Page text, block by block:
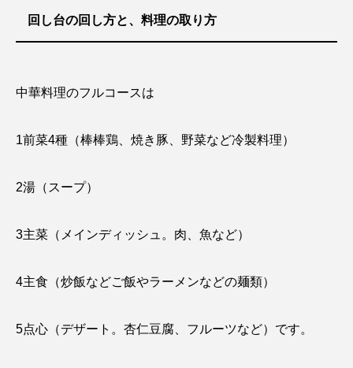
回し台の回し方と、料理の取り方
中華料理のフルコースは
1前菜4種（棒棒鶏、焼き豚、野菜など冷製料理）
2湯（スープ）
3主菜（メインディッシュ。肉、魚など）
4主食（炒飯などご飯やラーメンなどの麺類）
5点心（デザート。杏仁豆腐、フルーツなど）です。